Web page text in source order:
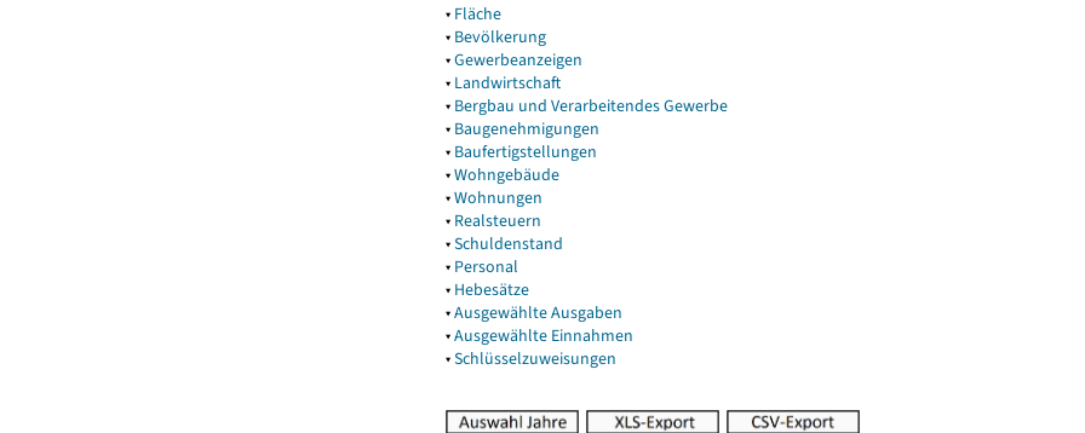
▾ Fläche
▾ Bevölkerung
▾Gewerbeanzeigen
▾ Landwirtschaft
▾ Bergbau und Verarbeitendes Gewerbe
▾ Baugenehmigungen
▾ Baufertigstellungen
▾Wohngebäude
▾Wohnungen
▾ Realsteuern
▾Schuldenstand
▾ Personal
▾ Hebesätze
▾Ausgewählte Ausgaben
▾Ausgewählte Einnahmen
▾Schlüsselzuweisungen